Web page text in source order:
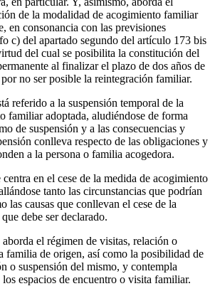
de la modalidad de acogimiento familiar
en consonancia con las previsiones
c) del apartado segundo del artículo 173 bis
del cual se posibilita la constitución del
al finalizar el plazo de dos años de
no ser posible la reintegración familiar.
referido a la suspensión temporal de la
familiar adoptada, aludiéndose de forma
de suspensión y a las consecuencias y
conlleva respecto de las obligaciones y
a la persona o familia acogedora.
en el cese de la medida de acogimiento
tanto las circunstancias que podrían
las causas que conllevan el cese de la
debe ser declarado.
el régimen de visitas, relación o
familia de origen, así como la posibilidad de
o suspensión del mismo, y contempla
espacios de encuentro o visita familiar.